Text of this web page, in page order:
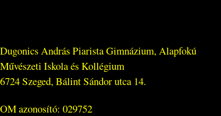
Dugonics András Piarista Gimnázium, Alapfokú
Művészeti Iskola és Kollégium
6724 Szeged, Bálint Sándor utca 14.
OM azonosító: 029752